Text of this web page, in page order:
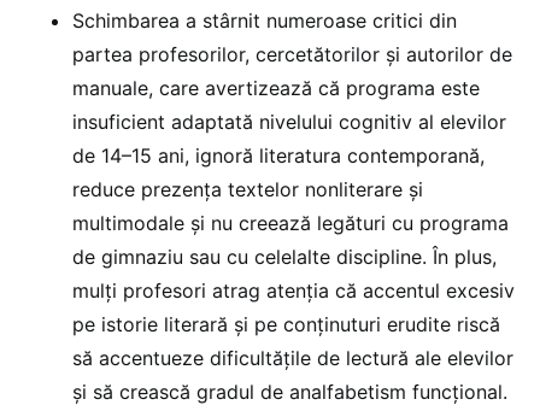
Schimbarea a stârnit numeroase critici din
partea profesorilor, cercetătorilor și autorilor de
manuale, care avertizează că programa este
insuficient adaptată nivelului cognitiv al elevilor
de 14–15 ani, ignoră literatura contemporană,
reduce prezența textelor nonliterare și
multimodale și nu creează legături cu programa
de gimnaziu sau cu celelalte discipline. În plus,
mulți profesori atrag atenția că accentul excesiv
pe istorie literară și pe conținuturi erudite riscă
să accentueze dificultățile de lectură ale elevilor
și să crească gradul de analfabetism funcțional.